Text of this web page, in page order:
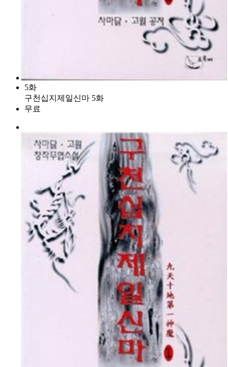
5화
구천십지제일신마 5화
무료